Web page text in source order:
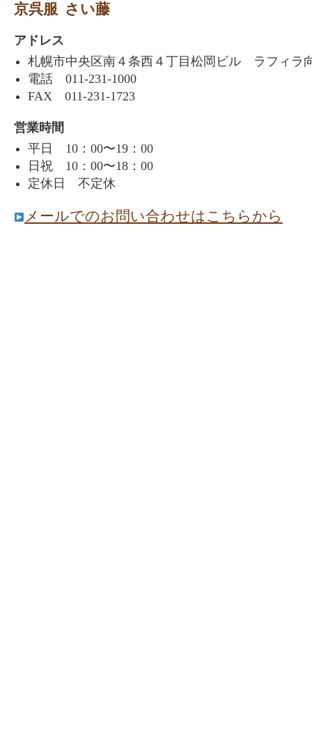
京呉服 さい藤
アドレス
札幌市中央区南４条西４丁目松岡ビル ラフィラ
電話 011-231-1000
FAX 011-231-1723
営業時間
平日 10：00〜19：00
日祝 10：00〜18：00
定休日 不定休
メールでのお問い合わせはこちらから